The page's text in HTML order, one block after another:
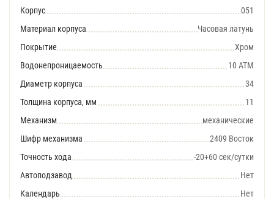
Корпус
051
Материал корпуса
Часовая латунь
Покрытие
Хром
Водонепроницаемость
10 АТМ
Диаметр корпуса
34
Толщина корпуса, мм
11
Механизм
механические
Шифр механизма
2409 Восток
Точность хода
-20+60 сек/сутки
Автоподзавод
Нет
Календарь
Нет